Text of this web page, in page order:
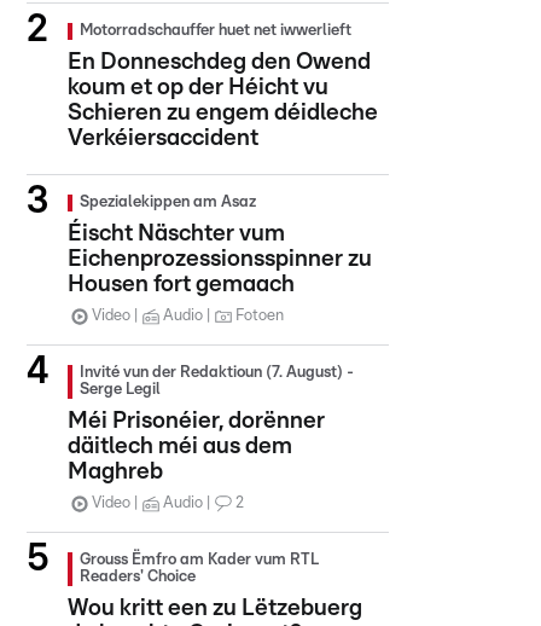
Motorradschauffer huet net iwwerlieft
En Donneschdeg den Owend
koum et op der Héicht vu
Schieren zu engem déidleche
Verkéiersaccident
Spezialekippen am Asaz
Éischt Näschter vum
Eichenprozessionsspinner zu
Housen fort gemaach
Video Audio Fotoen
Invité vun der Redaktioun (7. August) -
Serge Legil
Méi Prisonéier, dorënner
däitlech méi aus dem
Maghreb
Video Audio 2
Grouss Ëmfro am Kader vum RTL
Readers' Choice
Wou kritt een zu Lëtzebuerg